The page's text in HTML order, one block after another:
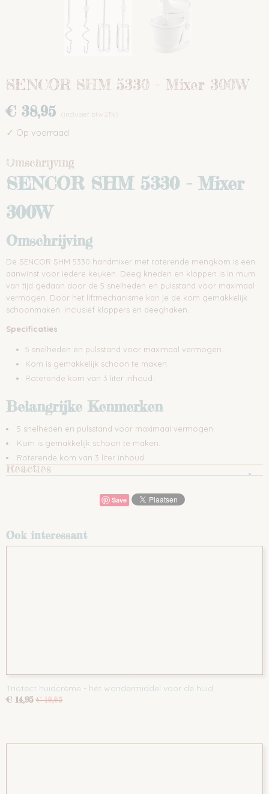
SENCOR SHM 5330 - Mixer 300W
€ 38,95 (inclusief btw 21%)
✓ Op voorraad
Omschrijving
SENCOR SHM 5330 - Mixer
300W
Omschrijving
De SENCOR SHM 5330 handmixer met roterende mengkom is een
aanwinst voor iedere keuken. Deeg kneden en kloppen is in mum
van tijd gedaan door de 5 snelheden en pulsstand voor maximaal
vermogen. Door het liftmechanisme kan je de kom gemakkelijk
schoonmaken. Inclusief kloppers en deeghaken.
Specificaties
5 snelheden en pulsstand voor maximaal vermogen.
Kom is gemakkelijk schoon te maken.
Roterende kom van 3 liter inhoud.
Belangrijke Kenmerken
5 snelheden en pulsstand voor maximaal vermogen.
Kom is gemakkelijk schoon te maken.
Roterende kom van 3 liter inhoud.
Reacties
Save
Ook interessant
Triotect huidcrème - hét wondermiddel voor de huid
€ 14,95 € 19,95